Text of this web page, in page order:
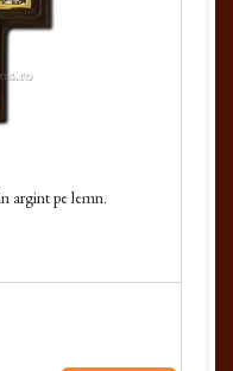
argint pe lemn.